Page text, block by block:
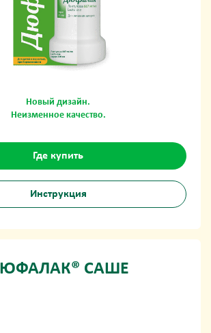
Новый дизайн.
Неизменное качество.
Где купить
Инструкция
САШЕ